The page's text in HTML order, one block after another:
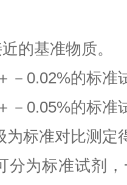
的基准物质。
－0.02%的标准
－0.05%的标准
为标准对比测定
分为标准试剂